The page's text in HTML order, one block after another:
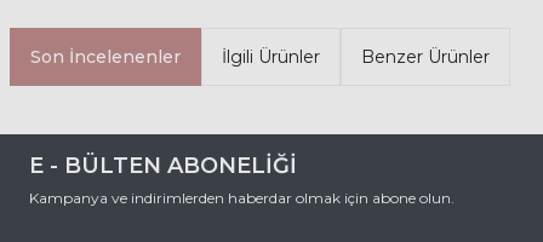
Son İncelenenler İlgili Ürünler Benzer Ürünler
E - BÜLTEN ABONELİĞİ
Kampanya ve indirimlerden haberdar olmak için abone olun.